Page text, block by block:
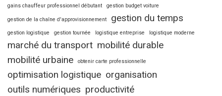
gains chauffeur professionnel débutant
gestion budget voiture
gestion de la chaîne d'approvisionnement gestion du temps
gestion logistique gestion tournée logistique entreprise logistique moderne
marché du transport mobilité durable
mobilité urbaine
obtenir carte professionnelle
optimisation logistique organisation
outils numériques productivité